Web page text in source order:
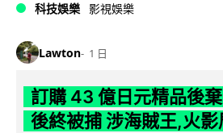
科技娛樂 影視娛樂
Lawton 1 日
訂購 43 億日元精品後
後終被捕 涉海賊王,火